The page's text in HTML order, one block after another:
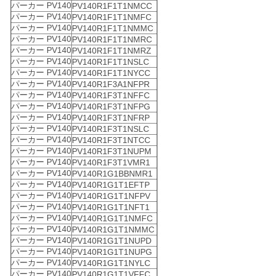
パーカー PV140PV140R1F1T1NMCC
パーカー PV140PV140R1F1T1NMFC
パーカー PV140PV140R1F1T1NMMC
パーカー PV140PV140R1F1T1NMRC
パーカー PV140PV140R1F1T1NMRZ
パーカー PV140PV140R1F1T1NSLC
パーカー PV140PV140R1F1T1NYCC
パーカー PV140PV140R1F3A1NFPR
パーカー PV140PV140R1F3T1NFFC
パーカー PV140PV140R1F3T1NFPG
パーカー PV140PV140R1F3T1NFRP
パーカー PV140PV140R1F3T1NSLC
パーカー PV140PV140R1F3T1NTCC
パーカー PV140PV140R1F3T1NUPM
パーカー PV140PV140R1F3T1VMR1
パーカー PV140PV140R1G1BBNMR1
パーカー PV140PV140R1G1T1EFTP
パーカー PV140PV140R1G1T1NFPV
パーカー PV140PV140R1G1T1NFT1
パーカー PV140PV140R1G1T1NMFC
パーカー PV140PV140R1G1T1NMMC
パーカー PV140PV140R1G1T1NUPD
パーカー PV140PV140R1G1T1NUPG
パーカー PV140PV140R1G1T1NYLC
パーカー PV140